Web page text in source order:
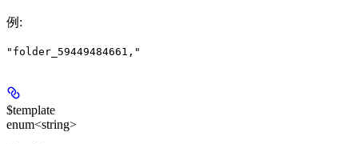
例 :
"folder_59449484661,"
$template
enum<string>